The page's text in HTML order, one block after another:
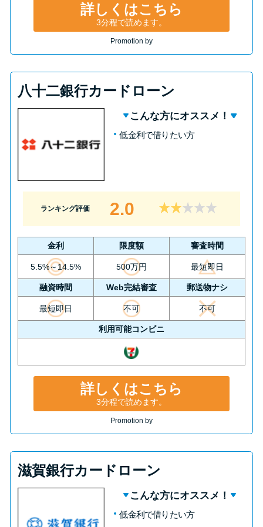
詳しくはこちら
3分程で読めます。
Promotion by
八十二銀行カードローン
こんな方にオススメ！
低金利で借りたい方
ランキング評価 2.0
金利 限度額 審査時間
5.5%～14.5% 500万円 最短即日
融資時間 Web完結審査 郵送物ナシ
最短即日 不可 不可
利用可能コンビニ
詳しくはこちら
3分程で読めます。
Promotion by
滋賀銀行カードローン
こんな方にオススメ！
低金利で借りたい方